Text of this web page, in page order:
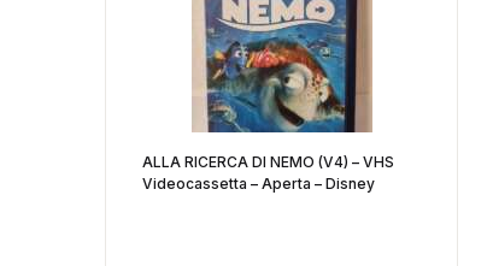
ALLA RICERCA DI NEMO (V4) – VHS
Videocassetta – Aperta – Disney